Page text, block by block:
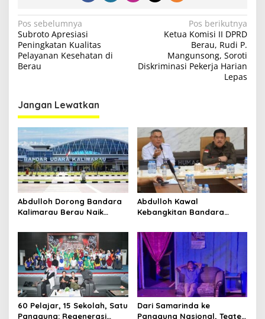
N
a
v
i
a
s
i
p
o
s
Pos sebelumnya
Subroto Apresiasi
Peningkatan Kualitas
Pelayanan Kesehatan di
Berau
Pos berikutnya
Ketua Komisi II DPRD
Berau, Rudi P.
Mangunsong, Soroti
Diskriminasi Pekerja Harian
Lepas
Jangan Lewatkan
Abdulloh Dorong Bandara
Kalimarau Berau Naik
Internasional Kaltim
Abdulloh Kawal
Kebangkitan Bandara
Dorong Keberlanjutan
Proyek Strategis
60 Pelajar, 15 Sekolah, Satu
Panggung: Regenerasi
Dari Samarinda ke
Panggung Nasional, Teater